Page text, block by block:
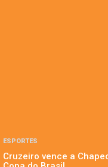
ESPORTES
Cruzeiro vence a